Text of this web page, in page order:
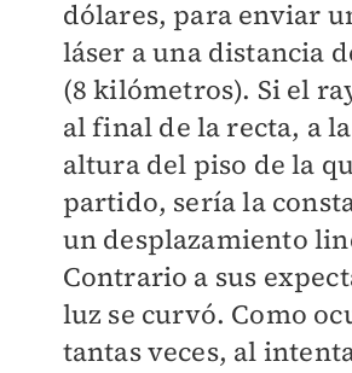
dólares, para enviar
láser a una distancia
(8 kilómetros). Si el
al final de la recta, a
altura del piso de la
partido, sería la
un desplazamiento
Contrario a sus
luz se curvó. Como
tantas veces, al